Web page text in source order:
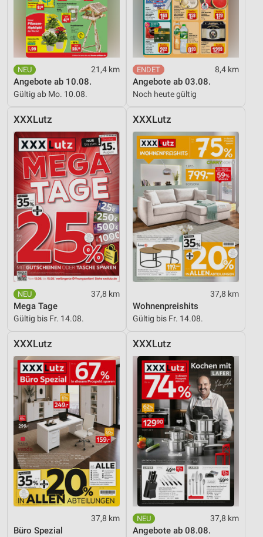
21,4 km
Angebote ab 10.08.
Gültig ab Mo. 10.08.
8,4 km
Angebote ab 03.08.
Noch heute gültig
XXXLutz
37,8 km
Mega Tage
Gültig bis Fr. 14.08.
XXXLutz
37,8 km
Wohnenpreishits
Gültig bis Fr. 14.08.
XXXLutz
37,8 km
Büro Spezial
XXXLutz
37,8 km
Angebote ab 08.08.